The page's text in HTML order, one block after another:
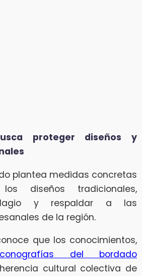
proteger diseños y
plantea medidas concretas
diseños tradicionales,
y respaldar a las
de la región.
que los conocimientos,
del bordado
cultural colectiva de